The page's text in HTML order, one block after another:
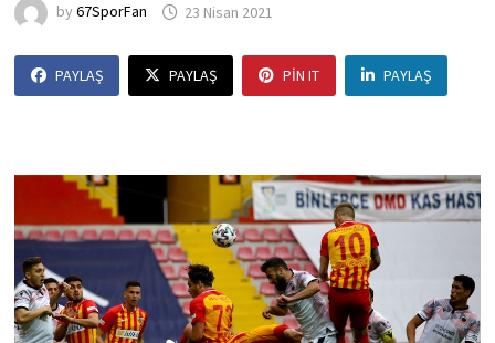
by 67SporFan 23 Nisan 2021
PAYLAŞ PAYLAŞ PIN IT PAYLAŞ